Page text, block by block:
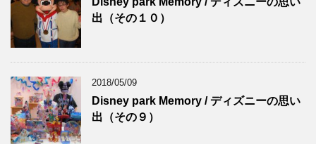
出（その１０）
2018/05/09
Disney park Memory / ディズニーの思い
出（その９）